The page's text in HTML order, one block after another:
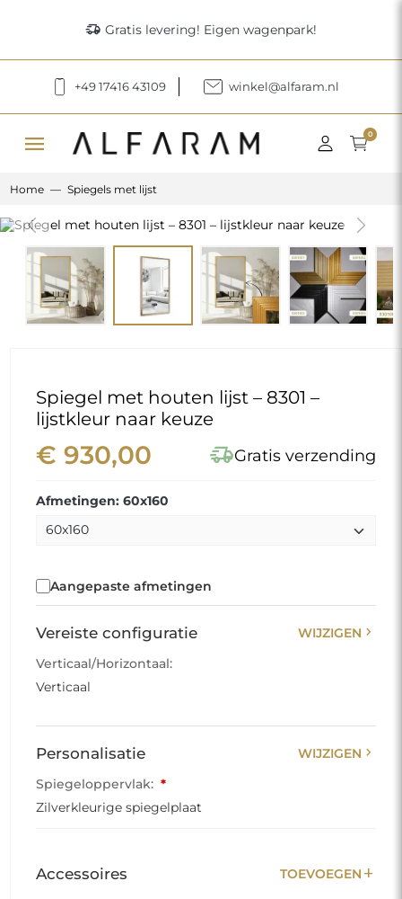
delivery_truck_speed Gratis levering! Eigen wagenpark!
+49 17416 43109 winkel@alfaram.nl
menu 0
Home Spiegels met lijst
Previous Next
Spiegel met houten lijst – 8301 –
lijstkleur naar keuze
€ 930,00 delivery_truck_speedGratis verzending
Afmetingen: 60x160
Aangepaste afmetingen
Vereiste configuratie WIJZIGEN chevron_right
Verticaal/Horizontaal:
Verticaal
Personalisatie WIJZIGEN chevron_right
Spiegeloppervlak: *
Zilverkleurige spiegelplaat
Accessoires TOEVOEGEN add